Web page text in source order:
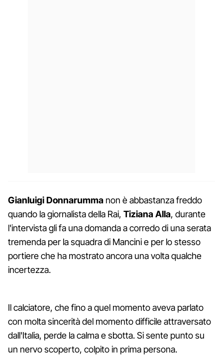
Gianluigi Donnarumma non è abbastanza freddo
quando la giornalista della Rai, Tiziana Alla, durante
l'intervista gli fa una domanda a corredo di una serata
tremenda per la squadra di Mancini e per lo stesso
portiere che ha mostrato ancora una volta qualche
incertezza.
Il calciatore, che fino a quel momento aveva parlato
con molta sincerità del momento difficile attraversato
dall'Italia, perde la calma e sbotta. Si sente punto su
un nervo scoperto, colpito in prima persona.